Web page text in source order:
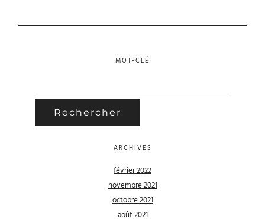
MOT-CLÉ
ARCHIVES
février 2022
novembre 2021
octobre 2021
août 2021